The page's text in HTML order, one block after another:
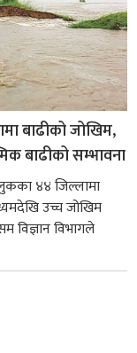
बाढीको जोखिम,
बाढीको सम्भावना
४४ जिल्लामा
उच्च जोखिम
विज्ञान विभागले